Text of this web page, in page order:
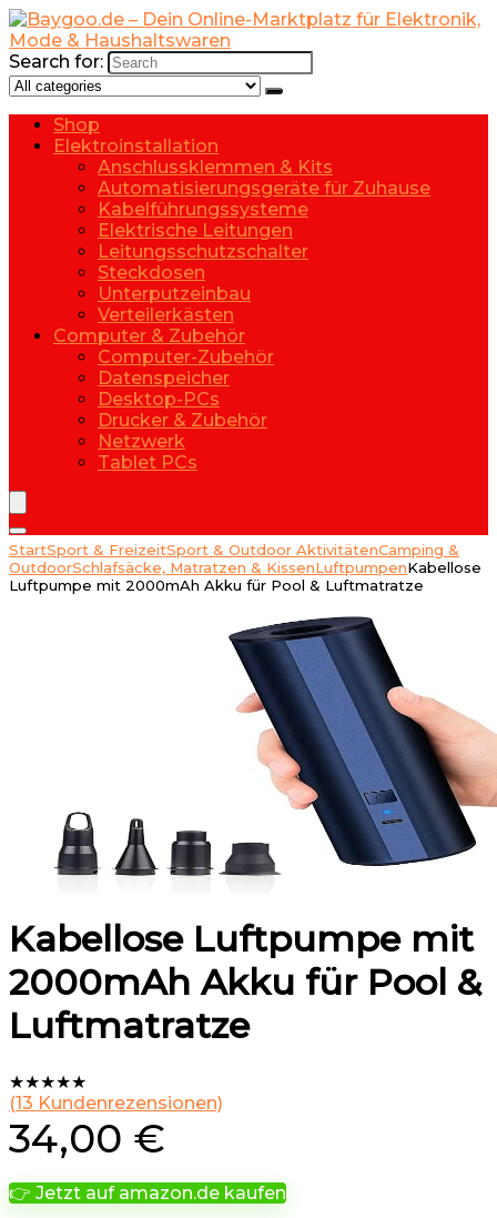
Search for:
Shop
Elektroinstallation
Anschlussklemmen & Kits
Automatisierungsgeräte für Zuhause
Kabelführungssysteme
Elektrische Leitungen
Leitungsschutzschalter
Steckdosen
Unterputzeinbau
Verteilerkästen
Computer & Zubehör
Computer-Zubehör
Datenspeicher
Desktop-PCs
Drucker & Zubehör
Netzwerk
Tablet PCs
StartSport & FreizeitSport & Outdoor AktivitätenCamping &
OutdoorSchlafsäcke, Matratzen & KissenLuftpumpenKabellose
Luftpumpe mit 2000mAh Akku für Pool & Luftmatratze
Kabellose Luftpumpe mit
2000mAh Akku für Pool &
Luftmatratze
★★★★★
(13 Kundenrezensionen)
34,00 €
👉 Jetzt auf amazon.de kaufen